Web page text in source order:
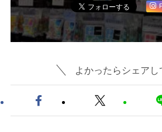
よかったらシェアし